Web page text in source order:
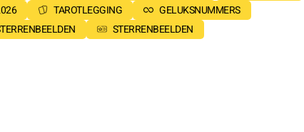
TAROTLEGGING
GELUKSNUMMERS
STERRENBEELDEN